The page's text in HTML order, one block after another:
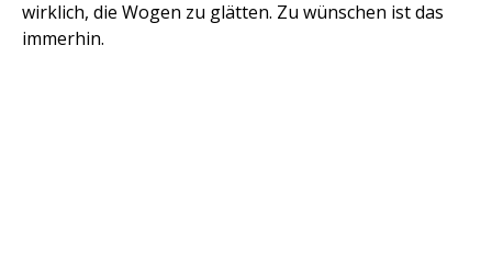
wirklich, die Wogen zu glätten. Zu wünschen ist das
immerhin.